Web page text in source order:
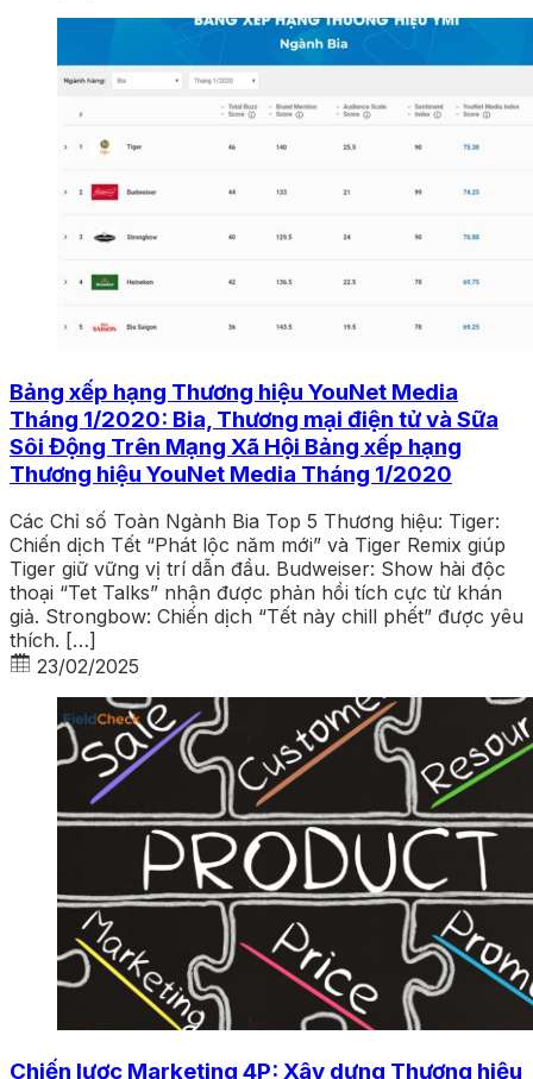
Bảng xếp hạng Thương hiệu YouNet Media
Tháng 1/2020: Bia, Thương mại điện tử và Sữa
Sôi Động Trên Mạng Xã Hội Bảng xếp hạng
Thương hiệu YouNet Media Tháng 1/2020
Các Chỉ số Toàn Ngành Bia Top 5 Thương hiệu: Tiger:
Chiến dịch Tết “Phát lộc năm mới” và Tiger Remix giúp
Tiger giữ vững vị trí dẫn đầu. Budweiser: Show hài độc
thoại “Tet Talks” nhận được phản hồi tích cực từ khán
giả. Strongbow: Chiến dịch “Tết này chill phết” được yêu
thích. […]
23/02/2025
Chiến lược Marketing 4P: Xây dựng Thương hiệu